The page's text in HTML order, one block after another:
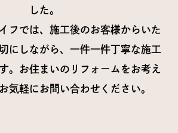
した。
フでは、施工後のお客様からいた
にしながら、一件一件丁寧な施工
。お住まいのリフォームをお考え
気軽にお問い合わせください。